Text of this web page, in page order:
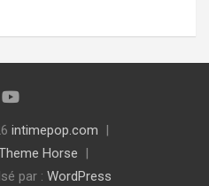
intimepop.com
Horse
par : WordPress